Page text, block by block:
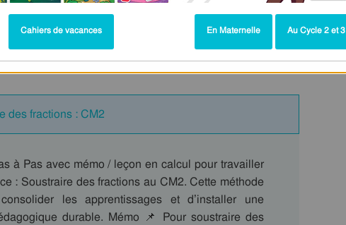
Exercices Pas à Pas – Cycle 3 –
des fractions : CM2
à Pas avec mémo / leçon en calcul pour travailler
: Soustraire des fractions au CM2. Cette méthode
les apprentissages et d’installer une
durable. Mémo 📌 Pour soustraire des
Cahiers de vacances En Maternelle Au Cycle 2 et 3